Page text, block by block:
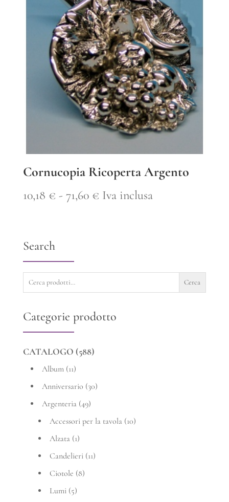
39,00 €.27,38 €.
Cornucopia Ricoperta Argento
10,18 € - 71,60 €Fascia
10,18 €
a
71,60 €
Iva inclusa
Search
Cerca: Cerca
Categorie prodotto
CATALOGO (588)
Album (11)
Anniversario (30)
Argenteria (49)
Accessori per la tavola (10)
Alzata (1)
Candelieri (11)
Ciotole (8)
Lumi (5)